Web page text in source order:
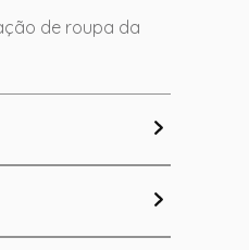
de roupa da